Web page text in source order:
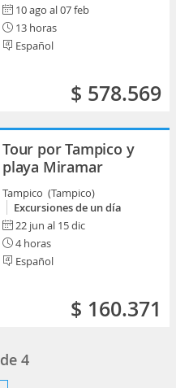
10 ago al 07 feb
13 horas
Español
$ 578.569
Tour por Tampico y
playa Miramar
Tampico (Tampico)
Excursiones de un día
22 jun al 15 dic
4 horas
Español
$ 160.371
de 4